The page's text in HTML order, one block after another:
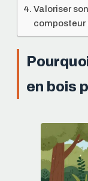
Valoriser
composteur
en bois